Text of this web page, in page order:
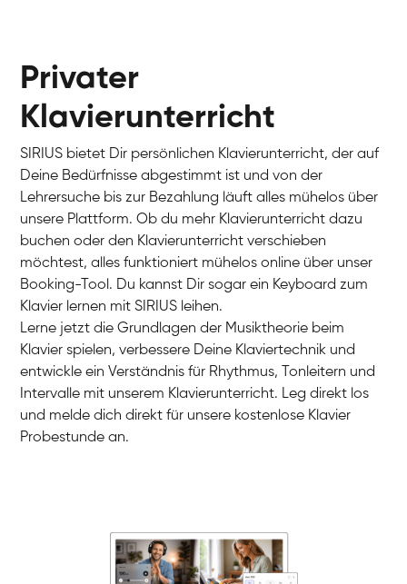
Charlotte
Klavier / Piano / Flügel
Privater
Klavierunterricht
SIRIUS bietet Dir persönlichen Klavierunterricht, der auf
Deine Bedürfnisse abgestimmt ist und von der
Lehrersuche bis zur Bezahlung läuft alles mühelos über
unsere Plattform. Ob du mehr Klavierunterricht dazu
buchen oder den Klavierunterricht verschieben
möchtest, alles funktioniert mühelos online über unser
Booking-Tool. Du kannst Dir sogar ein Keyboard zum
Klavier lernen mit SIRIUS leihen.
Lerne jetzt die Grundlagen der Musiktheorie beim
Klavier spielen, verbessere Deine Klaviertechnik und
entwickle ein Verständnis für Rhythmus, Tonleitern und
Intervalle mit unserem Klavierunterricht. Leg direkt los
und melde dich direkt für unsere kostenlose Klavier
Probestunde an.